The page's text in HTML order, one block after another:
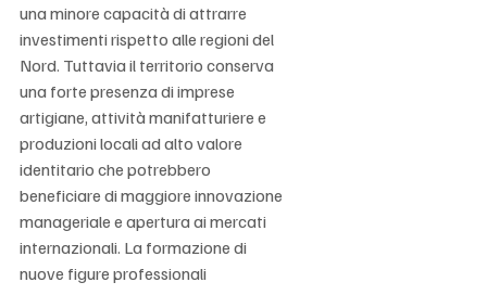
una minore capacità di attrarre
investimenti rispetto alle regioni del
Nord. Tuttavia il territorio conserva
una forte presenza di imprese
artigiane, attività manifatturiere e
produzioni locali ad alto valore
identitario che potrebbero
beneficiare di maggiore innovazione
manageriale e apertura ai mercati
internazionali. La formazione di
nuove figure professionali